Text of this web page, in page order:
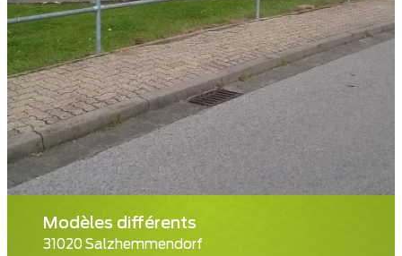
Modèles différents
31020 Salzhemmendorf